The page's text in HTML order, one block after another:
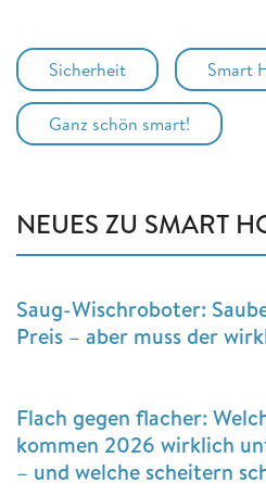
Sicherheit Smart
Ganz schön smart!
NEUES ZU SMART
Saug-Wischroboter:
Preis – aber muss der
Flach gegen flacher:
kommen 2026 wirklich
– und welche scheitern